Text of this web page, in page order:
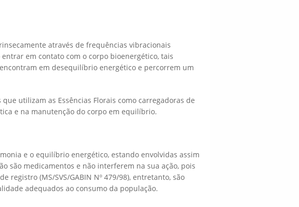
através de frequências vibracionais
em contato com o corpo bioenergético, tais
em desequilíbrio energético e percorrem um
utilizam as Essências Florais como carregadoras de
e na manutenção do corpo em equilíbrio.
e o equilíbrio energético, estando envolvidas assim
são medicamentos e não interferem na sua ação, pois
registro (MS/SVS/GABIN Nº 479/98), entretanto, são
adequados ao consumo da população.